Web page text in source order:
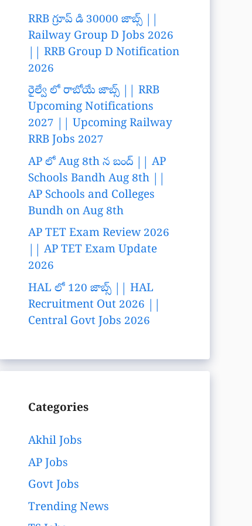
RRB గ్రూప్ డి 30000 జాబ్స్ ||
Railway Group D Jobs 2026
|| RRB Group D Notification
2026
రైల్వే లో రాబోయే జాబ్స్ || RRB
Upcoming Notifications
2027 || Upcoming Railway
RRB Jobs 2027
AP లో Aug 8th న బంద్ || AP
Schools Bandh Aug 8th ||
AP Schools and Colleges
Bundh on Aug 8th
AP TET Exam Review 2026
|| AP TET Exam Update
2026
HAL లో 120 జాబ్స్ || HAL
Recruitment Out 2026 ||
Central Govt Jobs 2026
Categories
Akhil Jobs
AP Jobs
Govt Jobs
Trending News